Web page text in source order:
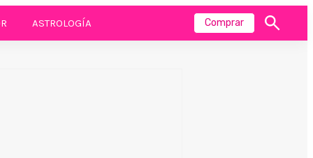
ASTROLOGÍA Comprar
Mostrar